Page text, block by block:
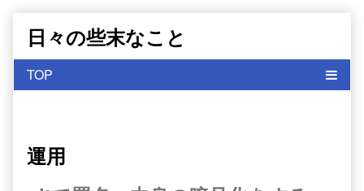
content
日々の些末なこと
運用